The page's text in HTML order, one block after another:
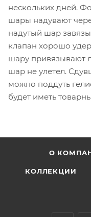
нескольких дней.
шары надувают
надутый шар
клапан хорошо
шару привязывают
шар не улетел.
можно поддуть
будет иметь
О
КОЛЛЕКЦИИ